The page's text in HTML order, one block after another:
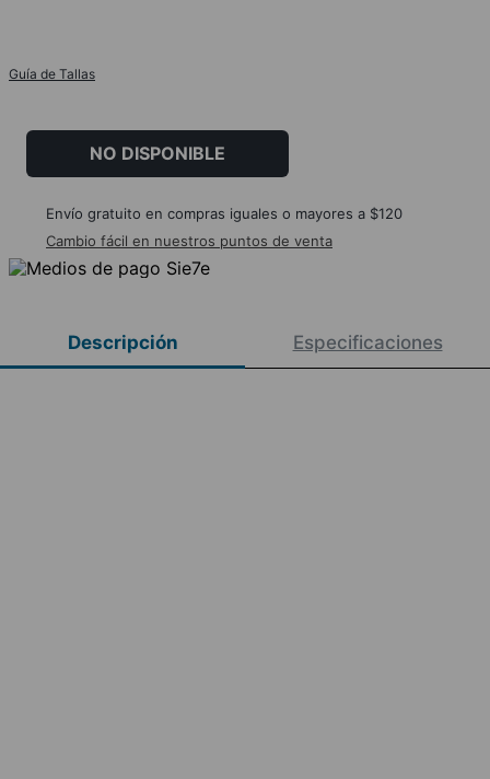
Guía de Tallas
NO DISPONIBLE
Envío gratuito en compras iguales o mayores a $120
Cambio fácil en nuestros puntos de venta
Descripción Especificaciones